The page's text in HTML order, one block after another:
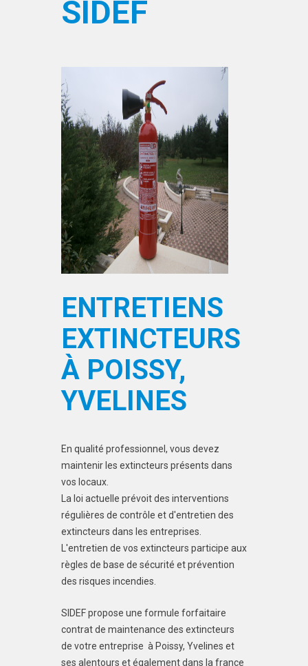
SIDEF
ENTRETIENS
EXTINCTEURS
À POISSY,
YVELINES
En qualité professionnel, vous devez
maintenir les extincteurs présents dans
vos locaux.
La loi actuelle prévoit des interventions
régulières de contrôle et d'entretien des
extincteurs dans les entreprises.
L'entretien de vos extincteurs participe aux
règles de base de sécurité et prévention
des risques incendies.
SIDEF propose une formule forfaitaire
contrat de maintenance des extincteurs
de votre entreprise à Poissy, Yvelines et
ses alentours et également dans la france